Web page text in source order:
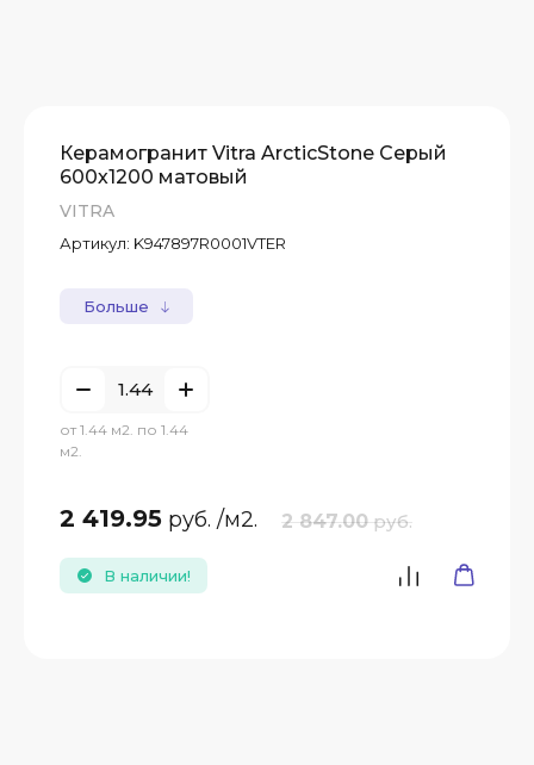
Керамогранит Vitra ArcticStone Серый
600х1200 матовый
VITRA
Артикул: K947897R0001VTER
Больше
от 1.44 м2. по 1.44
м2.
2 419.95 руб. /м2. 2 847.00 руб.
В наличии!